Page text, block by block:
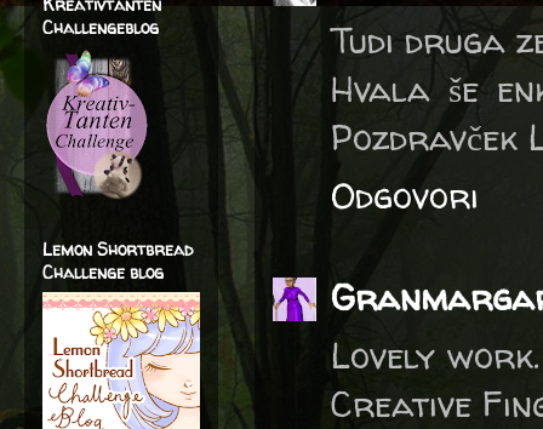
Tudi druga
Hvala še
Pozdravček
Odgovori
Lovely
Creative
Challengeblog
Lemon Shortbread
Challenge blog